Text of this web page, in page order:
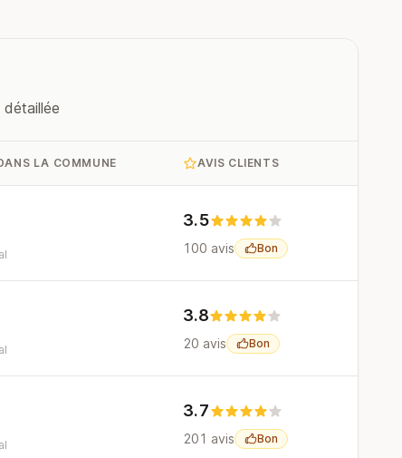
LA COMMUNE AVIS CLIENTS
3.5
100 avis Bon
3.8
20 avis Bon
3.7
201 avis Bon